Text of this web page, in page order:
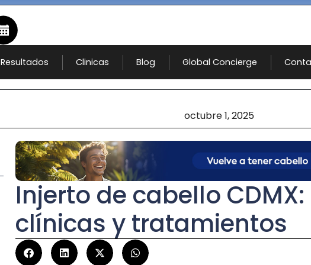
Resultados Clinicas Blog Global Concierge
octubre 1, 2025
Injerto de cabello CDMX:
clínicas y tratamientos